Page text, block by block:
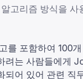
고리즘 방식을
를 포함하여 100
려는 사람들에게
되어 있어 관련 직